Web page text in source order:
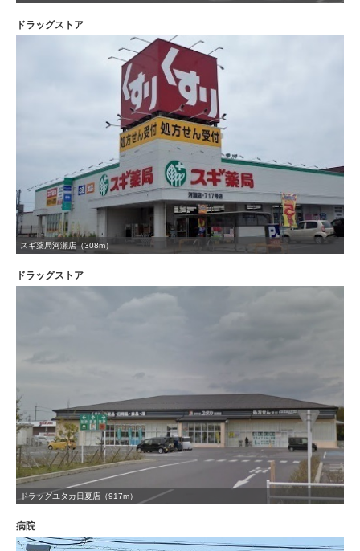
ドラッグストア
スギ薬局河瀬店（308m）
ドラッグストア
ドラッグユタカ日夏店（917m）
病院